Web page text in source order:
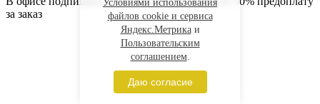
за заказ
Условиями использования
файлов cookie и сервиса
Яндекс.Метрикаи
Пользовательским
соглашением.
Даю согласие